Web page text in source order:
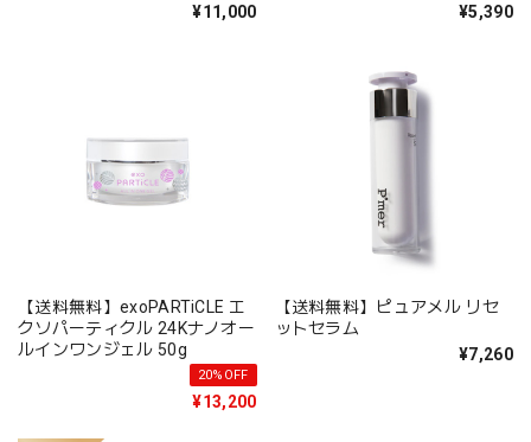
¥11,000
¥5,390
【送料無料】exoPARTiCLE エ
クソパーティクル 24Kナノオー
ルインワンジェル 50g
20%OFF
¥13,200
【送料無料】ピュアメル リセ
ットセラム
¥7,260